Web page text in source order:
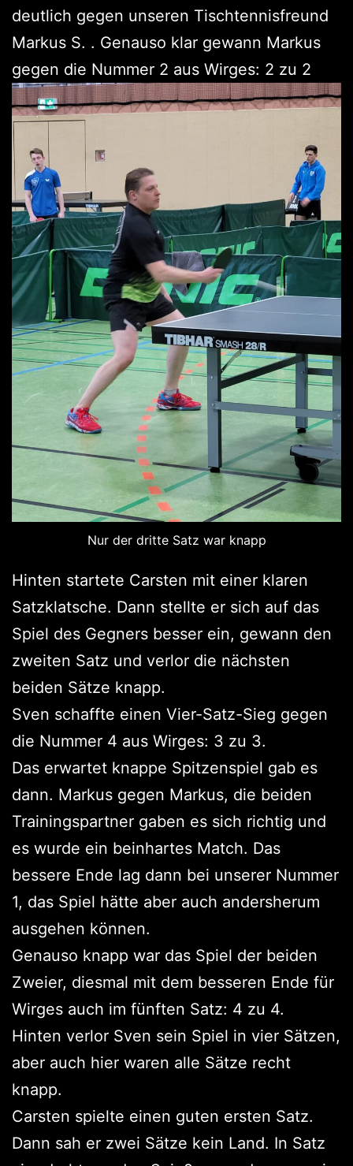
deutlich gegen unseren Tischtennisfreund
Markus S. . Genauso klar gewann Markus
gegen die Nummer 2 aus Wirges: 2 zu 2
Nur der dritte Satz war knapp
Hinten startete Carsten mit einer klaren
Satzklatsche. Dann stellte er sich auf das
Spiel des Gegners besser ein, gewann den
zweiten Satz und verlor die nächsten
beiden Sätze knapp.
Sven schaffte einen Vier-Satz-Sieg gegen
die Nummer 4 aus Wirges: 3 zu 3.
Das erwartet knappe Spitzenspiel gab es
dann. Markus gegen Markus, die beiden
Trainingspartner gaben es sich richtig und
es wurde ein beinhartes Match. Das
bessere Ende lag dann bei unserer Nummer
1, das Spiel hätte aber auch andersherum
ausgehen können.
Genauso knapp war das Spiel der beiden
Zweier, diesmal mit dem besseren Ende für
Wirges auch im fünften Satz: 4 zu 4.
Hinten verlor Sven sein Spiel in vier Sätzen,
aber auch hier waren alle Sätze recht
knapp.
Carsten spielte einen guten ersten Satz.
Dann sah er zwei Sätze kein Land. In Satz